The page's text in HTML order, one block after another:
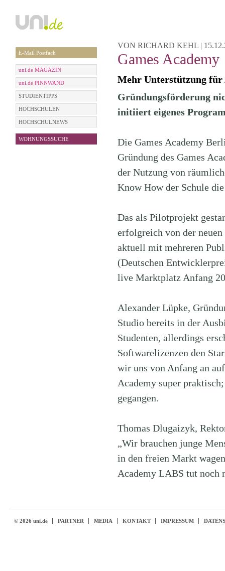
E-Mail Postfach
uni.de MAGAZIN
uni.de PINNWAND
STUDIENTIPPS
HOCHSCHULEN
HOCHSCHULNEWS
WOHNUNGSSUCHE
VON RICHARD KEHL |
Games Academy
Mehr Unterstützung für
Gründungsförderung
initiiert eigenes
Die Games Academy
Gründung des Games
der Nutzung von
Know How der Schule
Das als Pilotprojekt
erfolgreich von der
aktuell mit mehreren
(Deutschen
live Marktplatz Anfang
Alexander Lüpke,
Studio bereits in der
Studenten, allerdings
Softwarelizenzen den
wir uns von Anfang an
Academy super
gegangen.
Thomas Dlugaizyk,
„Wir brauchen junge
in den freien Markt
Academy LABS tut noch
© 2026 uni.de PARTNER MEDIA KONTAKT IMPRESSUM